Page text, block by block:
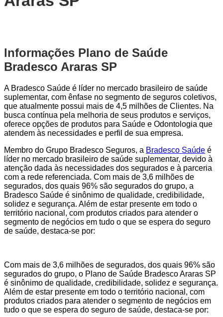
Informações Plano de Saúde
Bradesco Araras SP
A Bradesco Saúde é líder no mercado brasileiro de saúde
suplementar, com ênfase no segmento de seguros coletivos,
que atualmente possui mais de 4,5 milhões de Clientes. Na
busca contínua pela melhoria de seus produtos e serviços,
oferece opções de produtos para Saúde e Odontologia que
atendem às necessidades e perfil de sua empresa.
Membro do Grupo Bradesco Seguros, a Bradesco Saúde é
líder no mercado brasileiro de saúde suplementar, devido à
atenção dada às necessidades dos segurados e à parceria
com a rede referenciada. Com mais de 3,6 milhões de
segurados, dos quais 96% são segurados do grupo, a
Bradesco Saúde é sinônimo de qualidade, credibilidade,
solidez e segurança. Além de estar presente em todo o
território nacional, com produtos criados para atender o
segmento de negócios em tudo o que se espera do seguro
de saúde, destaca-se por:
Com mais de 3,6 milhões de segurados, dos quais 96% são
segurados do grupo, o Plano de Saúde Bradesco Araras SP
é sinônimo de qualidade, credibilidade, solidez e segurança.
Além de estar presente em todo o território nacional, com
produtos criados para atender o segmento de negócios em
tudo o que se espera do seguro de saúde, destaca-se por: